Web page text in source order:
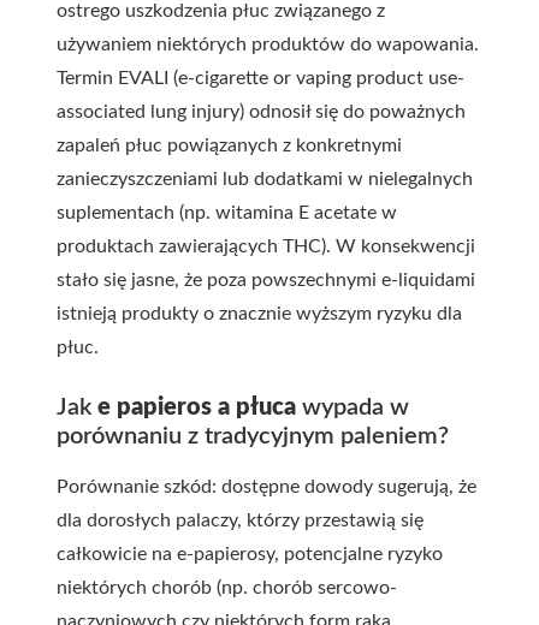
ostrego uszkodzenia płuc związanego z
używaniem niektórych produktów do wapowania.
Termin EVALI (e-cigarette or vaping product use-
associated lung injury) odnosił się do poważnych
zapaleń płuc powiązanych z konkretnymi
zanieczyszczeniami lub dodatkami w nielegalnych
suplementach (np. witamina E acetate w
produktach zawierających THC). W konsekwencji
stało się jasne, że poza powszechnymi e-liquidami
istnieją produkty o znacznie wyższym ryzyku dla
płuc.
Jak e papieros a płuca wypada w
porównaniu z tradycyjnym paleniem?
Porównanie szkód: dostępne dowody sugerują, że
dla dorosłych palaczy, którzy przestawią się
całkowicie na e-papierosy, potencjalne ryzyko
niektórych chorób (np. chorób sercowo-